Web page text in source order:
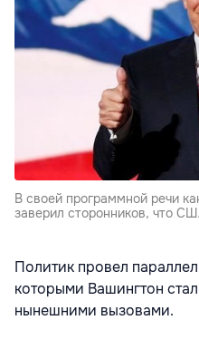
В своей программной речи
заверил сторонников, что
Политик провел
которыми Вашингтон
нынешними вызовами.